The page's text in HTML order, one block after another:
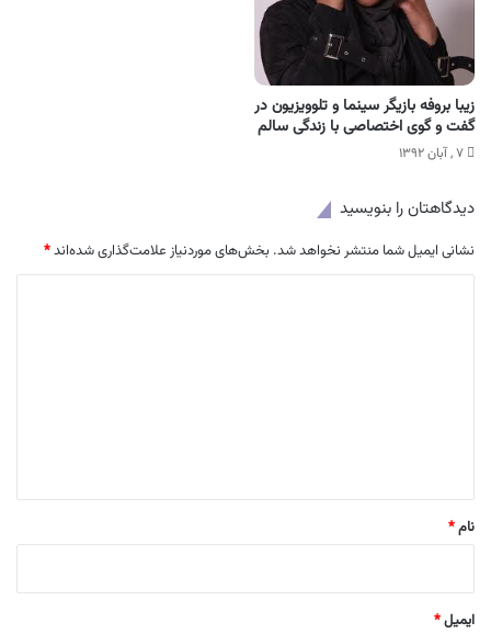
زیبا بروفه بازیگر سینما و تلوویزیون در
گفت و گوی اختصاصی با زندگی سالم
۷ , آبان ۱۳۹۲
دیدگاهتان را بنویسید
نشانی ایمیل شما منتشر نخواهد شد. بخش‌های موردنیاز علامت‌گذاری شده‌اند*
نام*
ایمیل*